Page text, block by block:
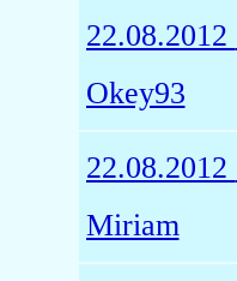
22.08.2012
Okey93
22.08.2012
Miriam